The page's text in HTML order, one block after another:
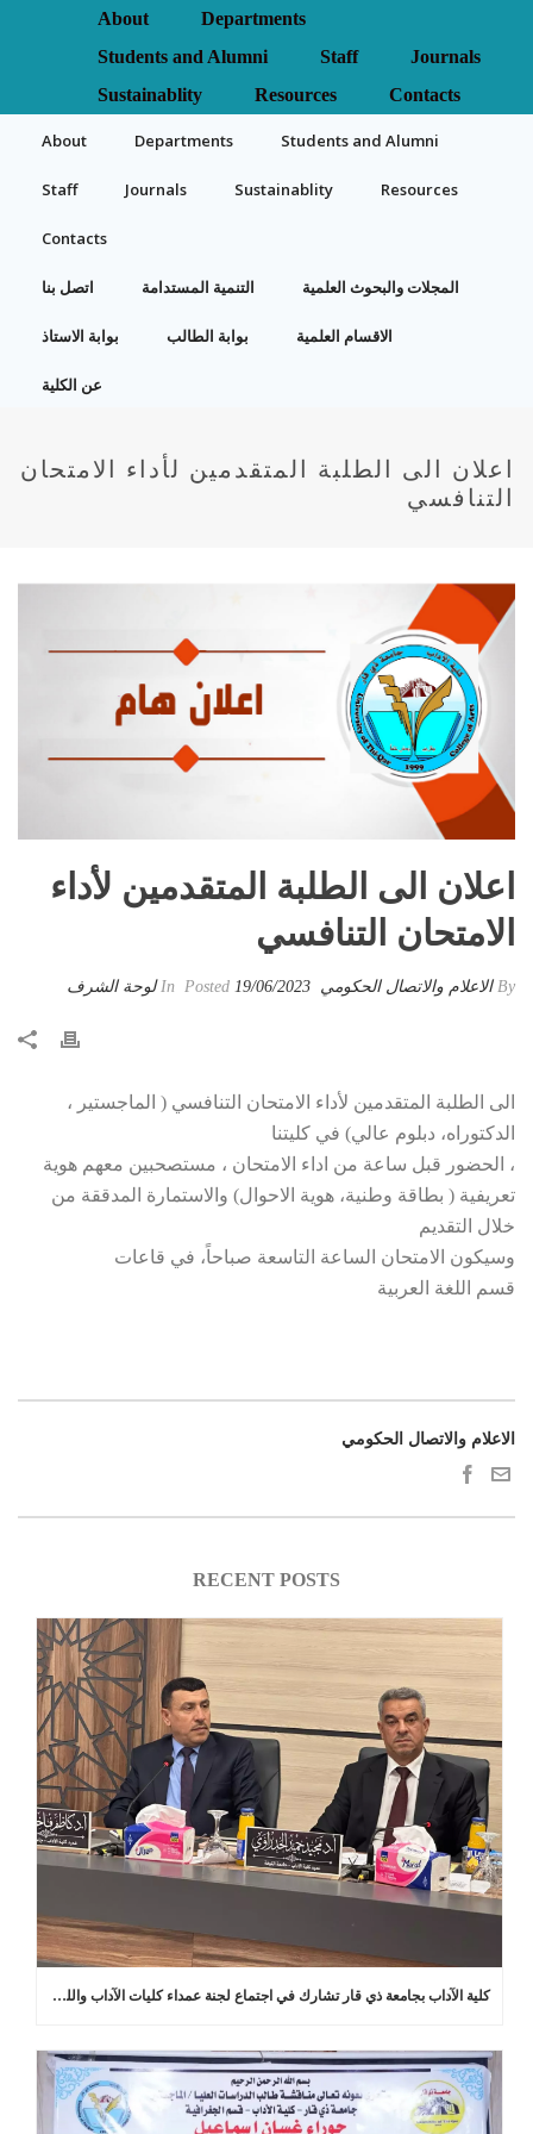
About
Departments
Students and Alumni
Staff
Journals
Sustainablity
Resources Contacts
About Departments Students and Alumni
Staff Journals Sustainablity Resources
Contacts
اتصل بنا التنمية المستدامة المجلات والبحوث العلمية
بوابة الاستاذ بوابة الطالب الاقسام العلمية
عن الكلية
اعلان الى الطلبة المتقدمين لأداء الامتحان
التنافسي
اعلان الى الطلبة المتقدمين لأداء
الامتحان التنافسي
By الاعلام والاتصال الحكومي 19/06/2023 لوحة الشرف
الى الطلبة المتقدمين لأداء الامتحان التنافسي ( الماجستير ،
الدكتوراه، دبلوم عالي) في كليتنا
، الحضور قبل ساعة من اداء الامتحان ، مستصحبين معهم هوية
تعريفية ( بطاقة وطنية، هوية الاحوال) والاستمارة المدققة من
خلال التقديم
وسيكون الامتحان الساعة التاسعة صباحاً، في قاعات
قسم اللغة العربية
الاعلام والاتصال الحكومي
RECENT POSTS
كلية الآداب بجامعة ذي قار تشارك في اجتماع لجنة عمداء كليات الآداب واللغات في العراق